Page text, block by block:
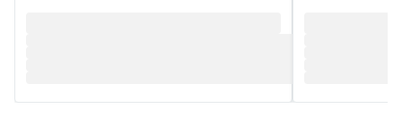
メルカリでの判断基準をもとに「なぜClau
それぞれの本当